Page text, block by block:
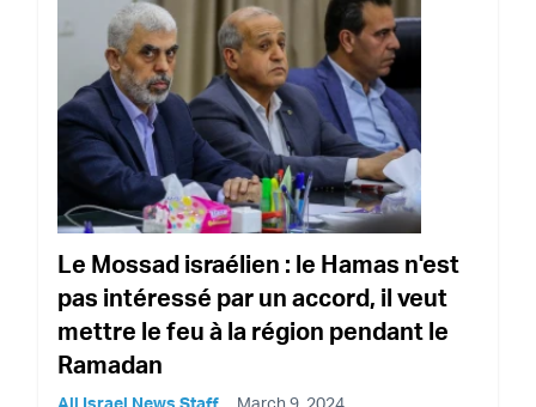
Le Mossad israélien : le Hamas n'est
pas intéressé par un accord, il veut
mettre le feu à la région pendant le
Ramadan
All Israel News Staff March 9, 2024